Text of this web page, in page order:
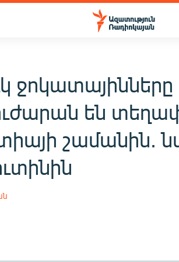
ջոկատայինները
են
շամանին.